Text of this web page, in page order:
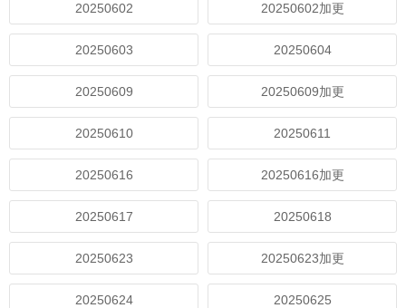
20250602 20250602加更
20250603 20250604
20250609 20250609加更
20250610 20250611
20250616 20250616加更
20250617 20250618
20250623 20250623加更
20250624 20250625